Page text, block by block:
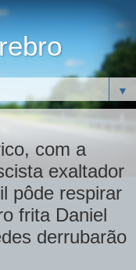
▼
com a
exaltador
pôde respirar
frita Daniel
derrubarão